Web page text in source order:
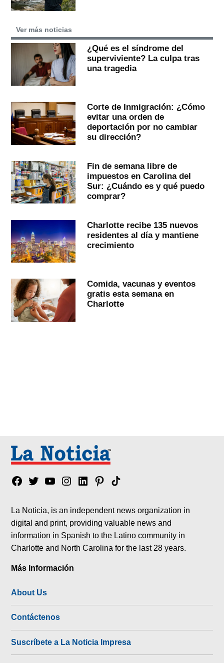
Ver más noticias
¿Qué es el síndrome del
superviviente? La culpa tras
una tragedia
Corte de Inmigración: ¿Cómo
evitar una orden de
deportación por no cambiar
su dirección?
Fin de semana libre de
impuestos en Carolina del
Sur: ¿Cuándo es y qué puedo
comprar?
Charlotte recibe 135 nuevos
residentes al día y mantiene
crecimiento
Comida, vacunas y eventos
gratis esta semana en
Charlotte
Facebook
TwitterYouTubeInstagram
LinkedinPinterest
Tik
La Noticia, is an independent news organization in
digital and print, providing valuable news and
information in Spanish to the Latino community in
Charlotte and North Carolina for the last 28 years.
Más Información
About Us
Contáctenos
Suscríbete a La Noticia Impresa